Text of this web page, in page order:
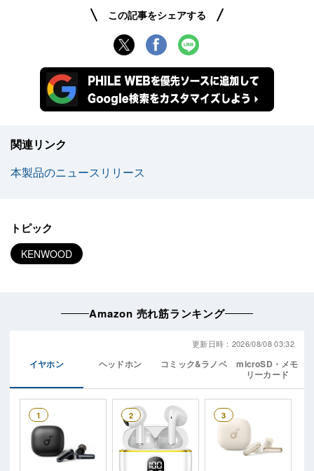
この記事をシェアする
関連リンク
本製品のニュースリリース
トピック
KENWOOD